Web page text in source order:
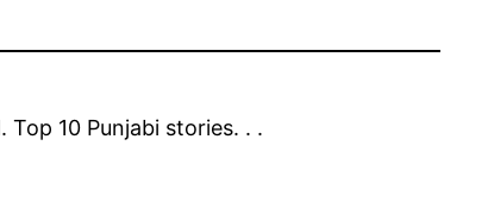
10 Punjabi stories. . .